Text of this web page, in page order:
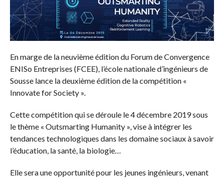
En marge de la neuvième édition du Forum de Convergence
ENISo Entreprises (FCEE), l’école nationale d’ingénieurs de
Sousse lance la deuxième édition de la compétition «
Innovate for Society ».
Cette compétition qui se déroule le 4 décembre 2019 sous
le thème « Outsmarting Humanity », vise à intégrer les
tendances technologiques dans les domaine sociaux à savoir
l’éducation, la santé, la biologie…
Elle sera une opportunité pour les jeunes ingénieurs, venant